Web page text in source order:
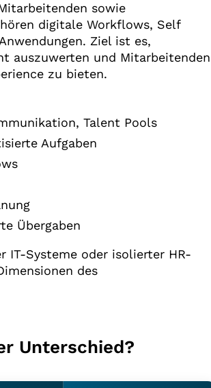
sowie
digitale Workflows, Self
Ziel ist es,
auszuwerten und Mitarbeitenden
zu bieten.
Talent Pools
Aufgaben
Übergaben
IT-Systeme oder isolierter HR-
des
Unterschied?